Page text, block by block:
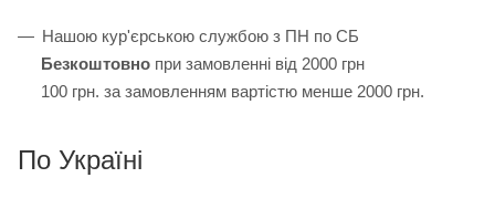
Нашою кур'єрською службою з ПН по СБ
Безкоштовно при замовленні від 2000 грн
100 грн. за замовленням вартістю менше 2000 грн.
По Україні